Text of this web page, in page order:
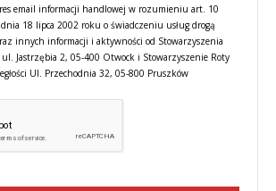
email informacji handlowej w rozumieniu art. 10
18 lipca 2002 roku o świadczeniu usług drogą
innych informacji i aktywności od Stowarzyszenia
ul. Jastrzębia 2, 05-400 Otwock i Stowarzyszenie Roty
Ul. Przechodnia 32, 05-800 Pruszków